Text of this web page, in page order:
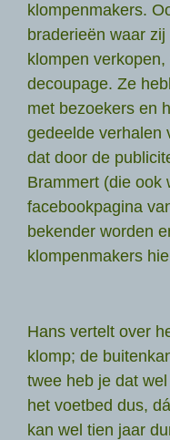
klompenmakers.
braderieën waar
klompen
decoupage. Ze
met bezoekers en
gedeelde verhalen
dat door de
Brammert (die ook
facebookpagina
bekender worden
klompenmakers
Hans vertelt over
klomp; de
twee heb je dat
het voetbed dus,
kan wel tien jaar